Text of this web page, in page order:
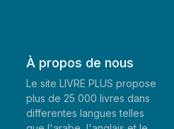
À propos de nous
Le site LIVRE PLUS propose
plus de 25 000 livres dans
differentes langues telles